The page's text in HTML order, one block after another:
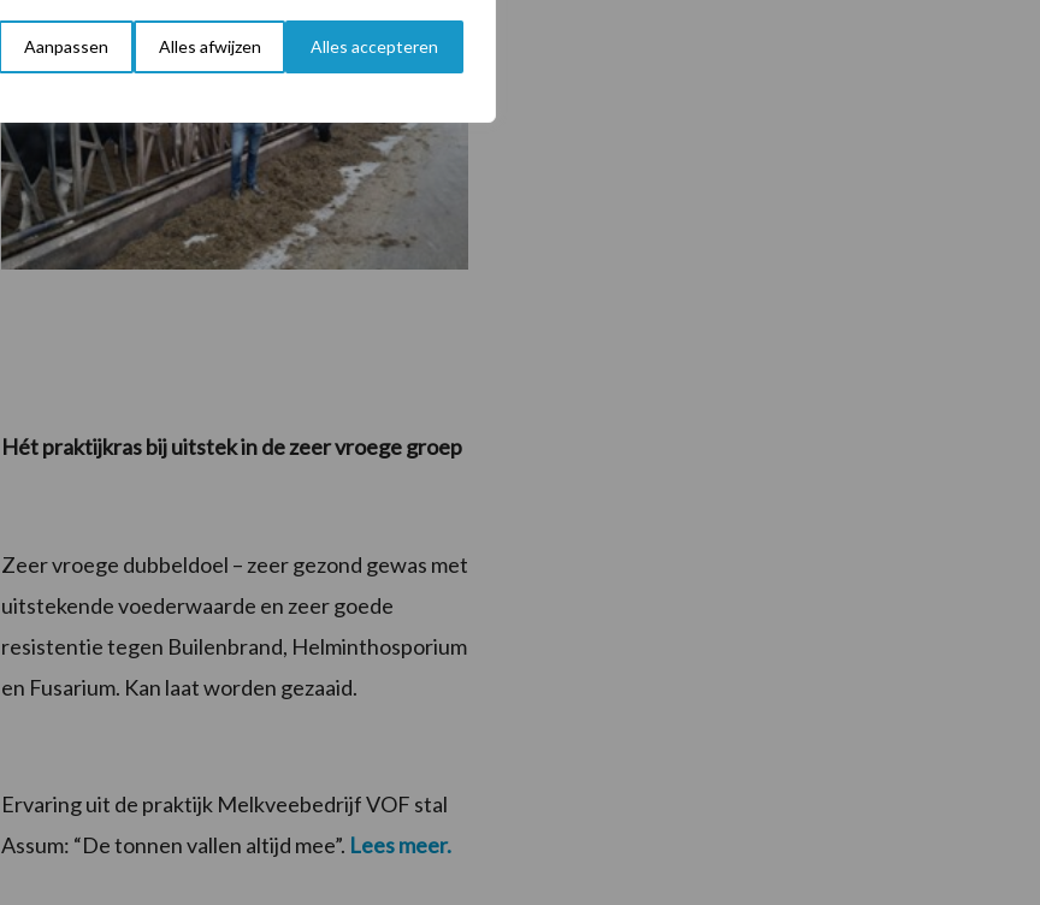
Aanpassen Alles afwijzen Alles accepteren
Hét praktijkras bij uitstek in de zeer vroege groep
Zeer vroege dubbeldoel – zeer gezond gewas met
uitstekende voederwaarde en zeer goede
resistentie tegen Builenbrand, Helminthosporium
en Fusarium. Kan laat worden gezaaid.
Ervaring uit de praktijk Melkveebedrijf VOF stal
Assum: “De tonnen vallen altijd mee”. Lees meer.